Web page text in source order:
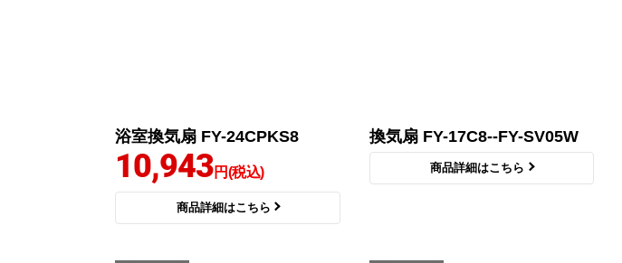
浴室換気扇 FY-24CPKS8
10,943円(税込)
商品詳細はこちら
換気扇 FY-17C8--FY-SV05W
商品詳細はこちら